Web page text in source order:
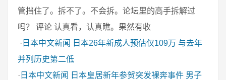
管挡住了。拆不了。不会拆。论坛里的高手拆解过
吗？ 评论 认真看，认真瞧。果然有收
· 日本中文新闻
日本26年新成人预估仅109万 与去年
并列历史第二低
· 日本中文新闻
日本皇居新年参贺突发裸奔事件 男子